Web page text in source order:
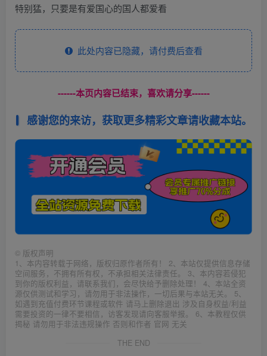
特别猛，只要是有爱国心的国人都爱看
此处内容已隐藏，请付费后查看
------本页内容已结束，喜欢请分享------
感谢您的来访，获取更多精彩文章请收藏本站。
© 版权声明
1、本内容转载于网络，版权归原作者所有！ 2、本站仅提供信息存储
空间服务，不拥有所有权，不承担相关法律责任。 3、本内容若侵犯
到你的版权利益，请联系我们，会尽快给予删除处理！ 4、本站全资
源仅供测试和学习，请勿用于非法操作，一切后果与本站无关。 5、
如遇到充值付费环节课程或软件 请马上删除退出 涉及自身权益/利益
需要投资的一律不要相信，访客发现请向客服举报。 6、本教程仅供
揭秘 请勿用于非法违规操作 否则和作者 官网 无关
THE END